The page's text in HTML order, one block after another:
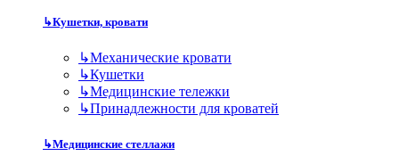
↳Кушетки, кровати
↳Механические кровати
↳Кушетки
↳Медицинские тележки
↳Принадлежности для кроватей
↳Медицинские стеллажи